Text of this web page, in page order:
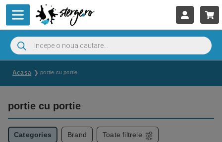
Acasa portie cu portie
portie cu portie
Categories Brand Toate filtrele